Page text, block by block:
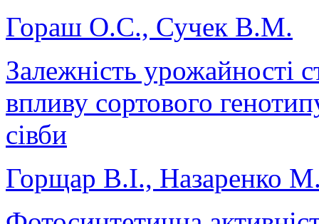
Гораш О.С., Сучек В.М.
Залежність урожайності
впливу сортового
сівби
Горщар В.І., Назаренко